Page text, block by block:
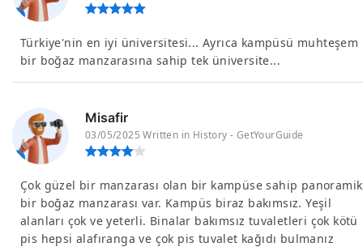
Türkiye'nin en iyi üniversitesi... Ayrıca kampüsü muhteşem
bir boğaz manzarasına sahip tek üniversite...
Misafir
03/05/2025 Written in History - GetYourGuide
Çok güzel bir manzarası olan bir kampüse sahip panoramik
bir boğaz manzarası var. Kampüs biraz bakımsız. Yeşil
alanları çok ve yeterli. Binalar bakımsız tuvaletleri çok kötü
pis hepsi alafıranga ve çok pis tuvalet kağıdı bulmanız